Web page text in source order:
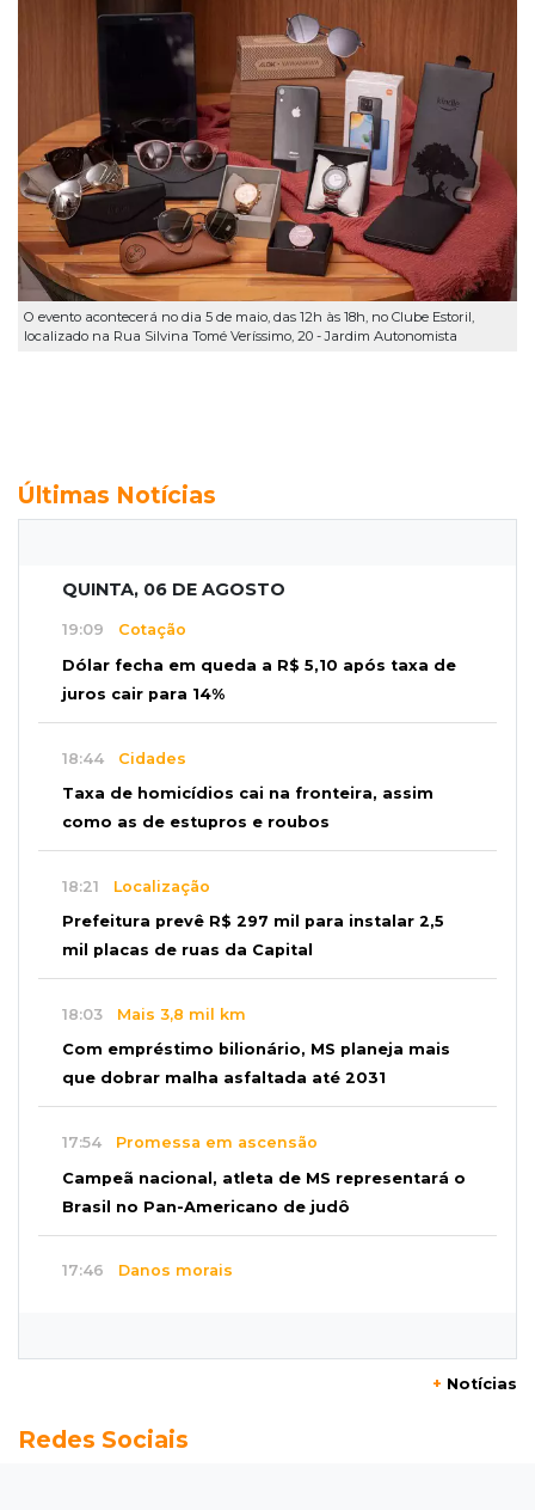
O evento acontecerá no dia 5 de maio, das 12h às 18h, no Clube Estoril,
localizado na Rua Silvina Tomé Veríssimo, 20 - Jardim Autonomista
Últimas Notícias
QUINTA, 06 DE AGOSTO
19:09 Cotação
Dólar fecha em queda a R$ 5,10 após taxa de
juros cair para 14%
18:44 Cidades
Taxa de homicídios cai na fronteira, assim
como as de estupros e roubos
18:21 Localização
Prefeitura prevê R$ 297 mil para instalar 2,5
mil placas de ruas da Capital
18:03 Mais 3,8 mil km
Com empréstimo bilionário, MS planeja mais
que dobrar malha asfaltada até 2031
17:54 Promessa em ascensão
Campeã nacional, atleta de MS representará o
Brasil no Pan-Americano de judô
17:46 Danos morais
Velório de Luis Pedro Scalise será no Rubens
+ Notícias
Redes Sociais